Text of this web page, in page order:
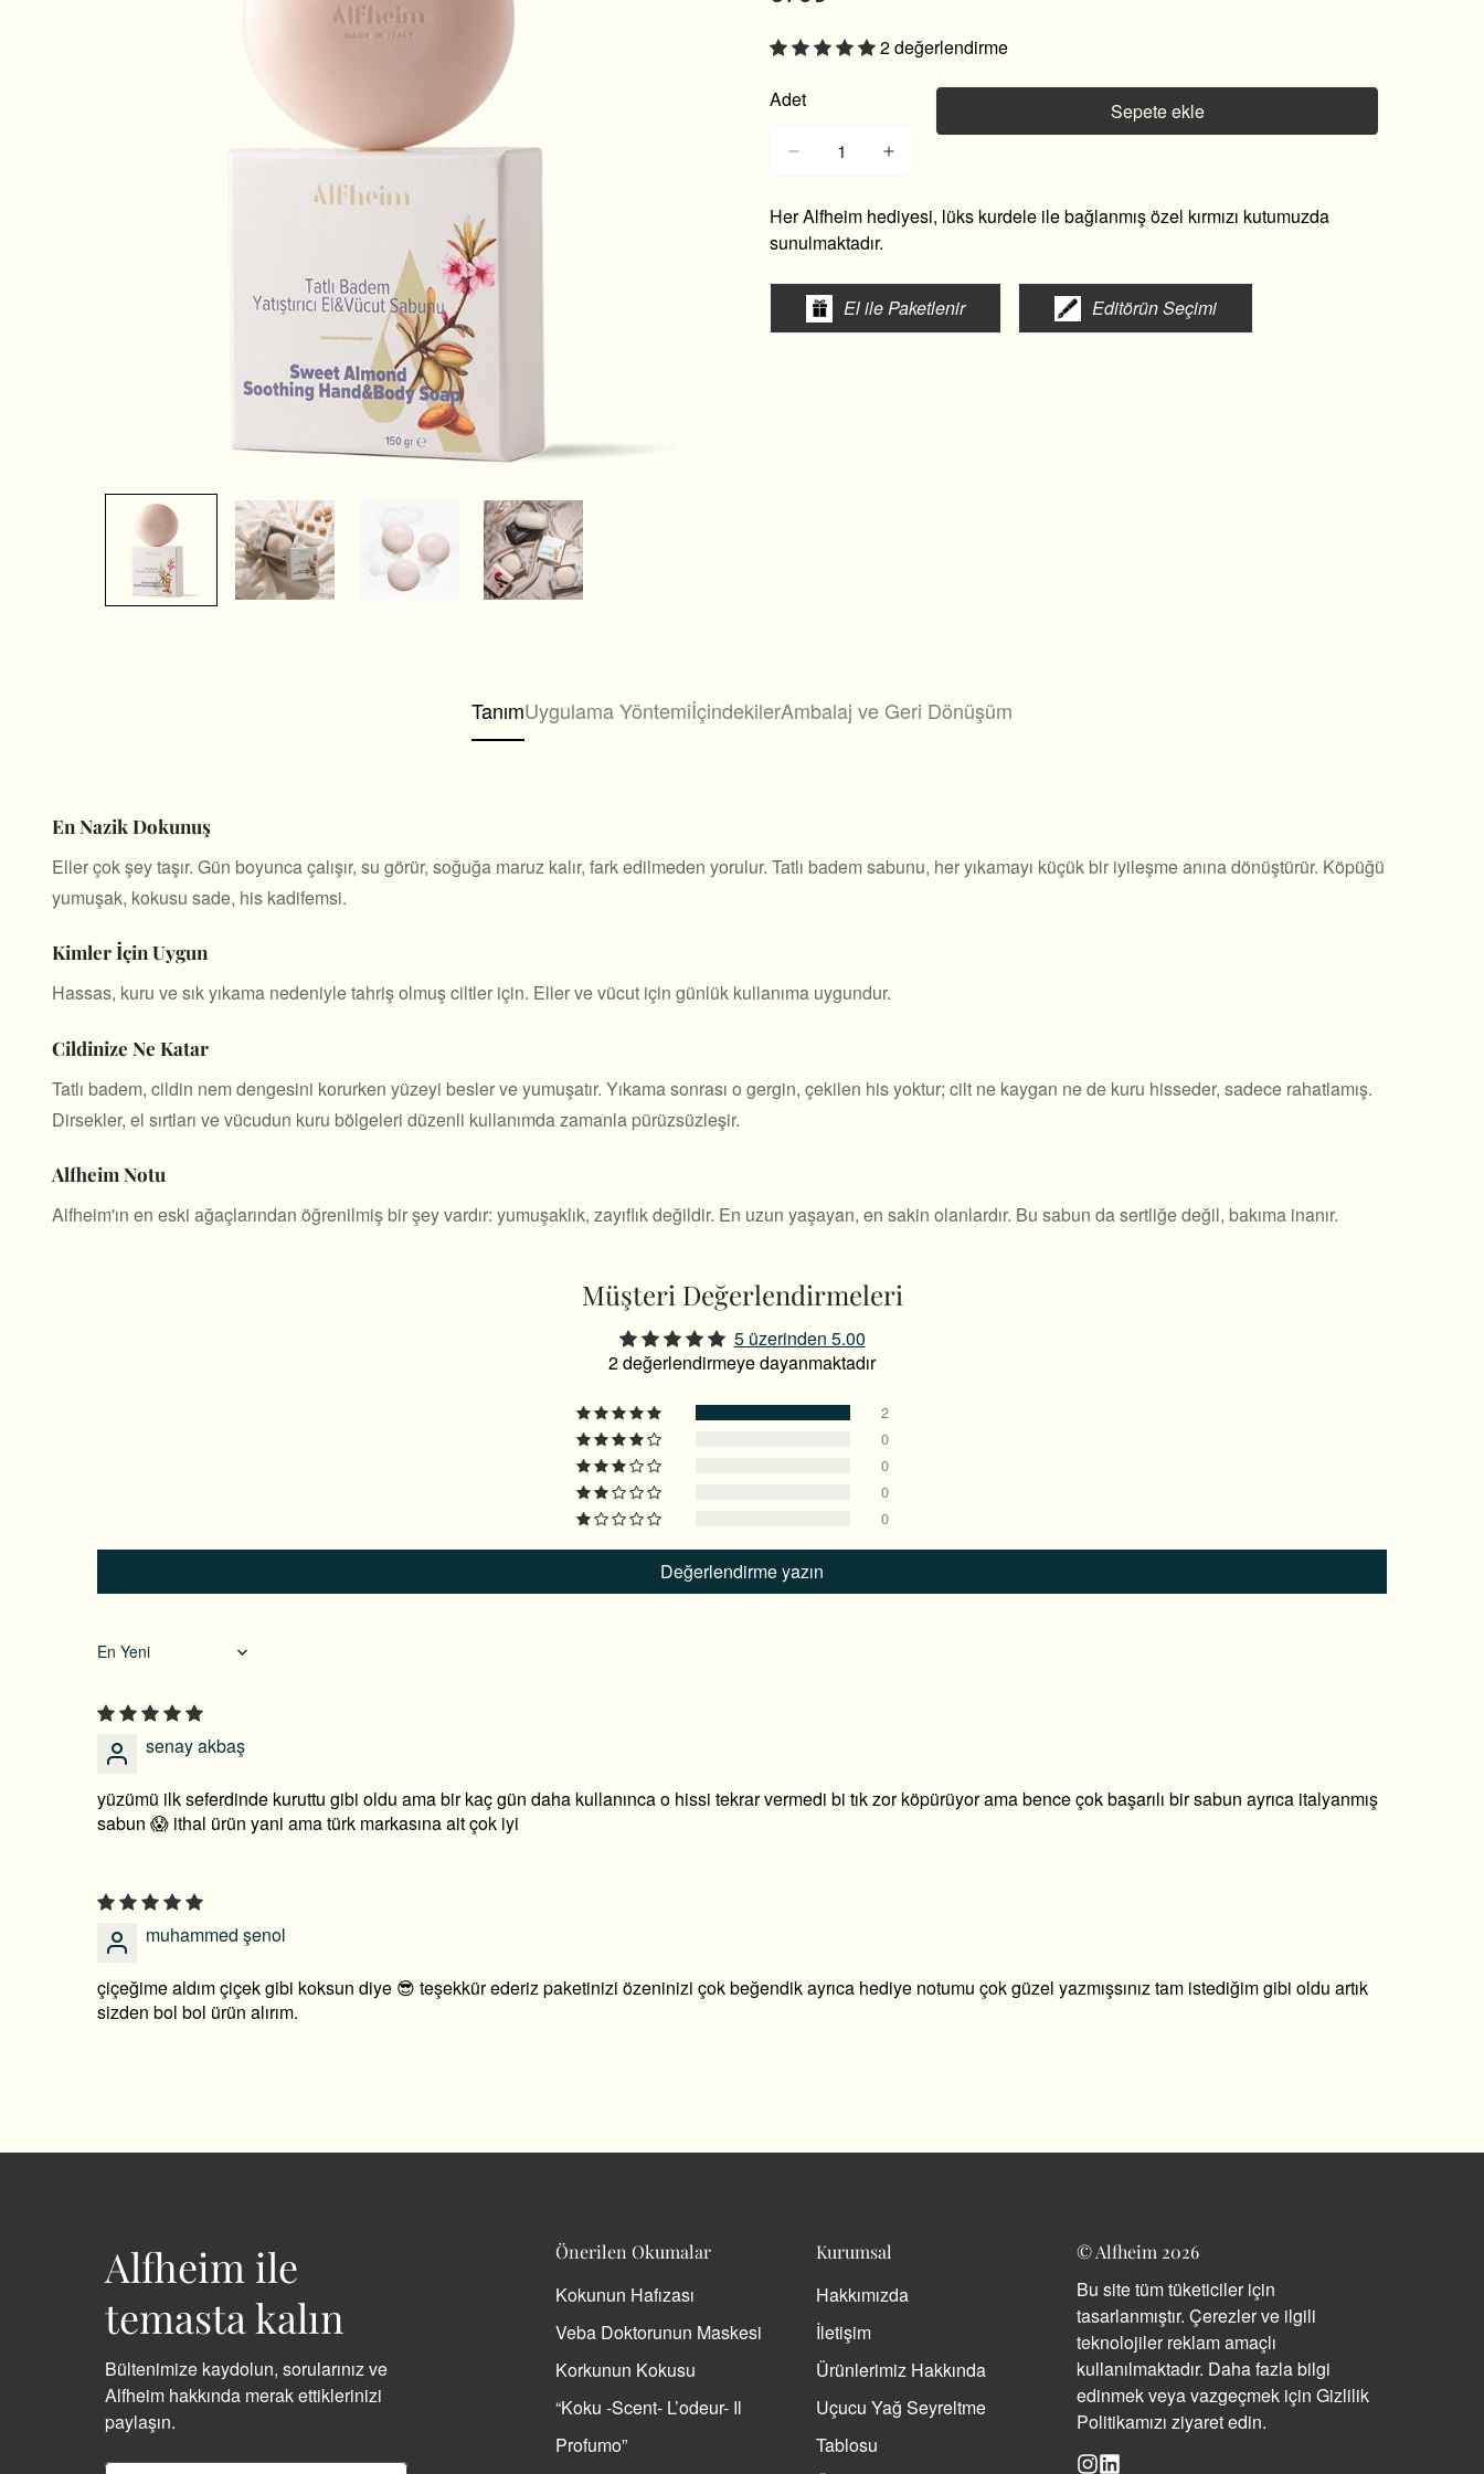
2 değerlendirme
Adet Sepete ekle
Her Alfheim hediyesi, lüks kurdele ile bağlanmış özel kırmızı kutumuzda
sunulmaktadır.
El ile Paketlenir Editörün Seçimi
TanımUygulama YöntemiİçindekilerAmbalaj ve Geri Dönüşüm
En Nazik Dokunuş
Eller çok şey taşır. Gün boyunca çalışır, su görür, soğuğa maruz kalır, fark edilmeden yorulur. Tatlı badem sabunu, her yıkamayı küçük bir iyileşme anına dönüştürür. Köpüğü
yumuşak, kokusu sade, his kadifemsi.
Kimler İçin Uygun
Hassas, kuru ve sık yıkama nedeniyle tahriş olmuş ciltler için. Eller ve vücut için günlük kullanıma uygundur.
Cildinize Ne Katar
Tatlı badem, cildin nem dengesini korurken yüzeyi besler ve yumuşatır. Yıkama sonrası o gergin, çekilen his yoktur; cilt ne kaygan ne de kuru hisseder, sadece rahatlamış.
Dirsekler, el sırtları ve vücudun kuru bölgeleri düzenli kullanımda zamanla pürüzsüzleşir.
Alfheim Notu
Alfheim'ın en eski ağaçlarından öğrenilmiş bir şey vardır: yumuşaklık, zayıflık değildir. En uzun yaşayan, en sakin olanlardır. Bu sabun da sertliğe değil, bakıma inanır.
Müşteri Değerlendirmeleri
5 üzerinden 5.00
2 değerlendirmeye dayanmaktadır
2
0
0
0
0
Değerlendirme yazın
Sort by
senay akbaş
yüzümü ilk seferdinde kuruttu gibi oldu ama bir kaç gün daha kullanınca o hissi tekrar vermedi bi tık zor köpürüyor ama bence çok başarılı bir sabun ayrıca italyanmış
sabun 😱 ithal ürün yani ama türk markasına ait çok iyi
muhammed şenol
çiçeğime aldım çiçek gibi koksun diye 😎 teşekkür ederiz paketinizi özeninizi çok beğendik ayrıca hediye notumu çok güzel yazmışsınız tam istediğim gibi oldu artık
sizden bol bol ürün alırım.
Alfheim ile
temasta kalın
Bültenimize kaydolun, sorularınız ve
Alfheim hakkında merak ettiklerinizi
paylaşın.
Önerilen Okumalar
Kokunun Hafızası
Veba Doktorunun Maskesi
Korkunun Kokusu
“Koku -Scent- L’odeur- Il
Profumo”
Kurumsal
Hakkımızda
İletişim
Ürünlerimiz Hakkında
Uçucu Yağ Seyreltme
Tablosu
© Alfheim 2026
Bu site tüm tüketiciler için
tasarlanmıştır. Çerezler ve ilgili
teknolojiler reklam amaçlı
kullanılmaktadır. Daha fazla bilgi
edinmek veya vazgeçmek için Gizlilik
Politikamızı ziyaret edin.